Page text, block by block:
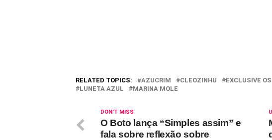
RELATED TOPICS: AZUCRIM CLEOZINHU EXCLUSIVE
LUNETA AZUL
MARINA MOLE
DON'T MISS
O Boto lança “Simples assim” e
fala sobre reflexão sobre